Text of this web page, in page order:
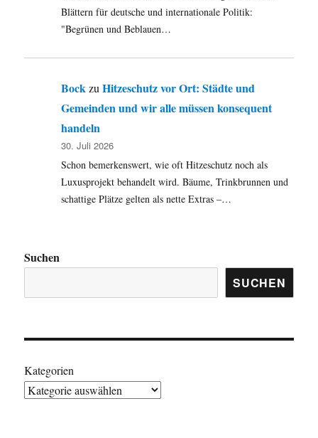
Blättern für deutsche und internationale Politik:
"Begrünen und Beblauen…
BockzuHitzeschutz vor Ort: Städte und
Gemeinden und wir alle müssen konsequent
handeln
30. Juli 2026
Schon bemerkenswert, wie oft Hitzeschutz noch als
Luxusprojekt behandelt wird. Bäume, Trinkbrunnen und
schattige Plätze gelten als nette Extras –…
Suchen
SUCHEN
Kategorien